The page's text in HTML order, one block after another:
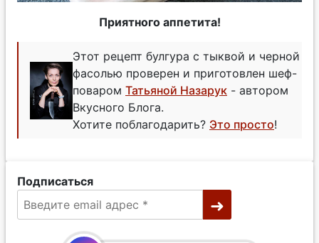
Приятного аппетита!
Этот рецепт булгура с тыквой и черной
фасолью проверен и приготовлен шеф-
поваром Татьяной Назарук - автором
Вкусного Блога.
Хотите поблагодарить? Это просто!
Подписаться